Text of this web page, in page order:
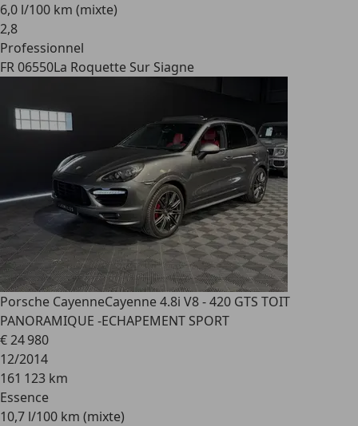
6,0 l/100 km (mixte)
2,8
Professionnel
FR 06550La Roquette Sur Siagne
Porsche CayenneCayenne 4.8i V8 - 420 GTS TOIT
PANORAMIQUE -ECHAPEMENT SPORT
€ 24 980
12/2014
161 123 km
Essence
10,7 l/100 km (mixte)